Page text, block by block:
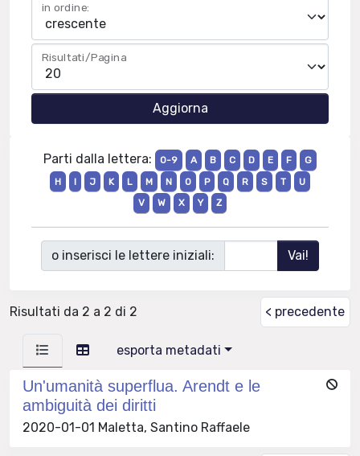
in ordine:
Risultati/Pagina
Parti dalla lettera: 0-9 A B C D E F
G
H
I J K L M N O P Q R S T
U
V
W X Y Z
o inserisci le lettere iniziali:
Risultati da 2 a 2 di 2 < precedente
esporta metadati
Un'umanità superflua. Arendt e le
ambiguità dei diritti
2020-01-01 Maletta, Santino Raffaele